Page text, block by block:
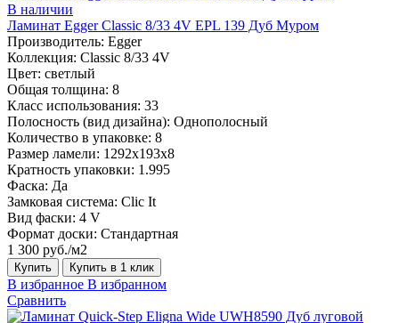
В наличии
Ламинат Egger Classic 8/33 4V EPL 139 Дуб Муром
Производитель: Egger
Коллекция: Classic 8/33 4V
Цвет: светлый
Общая толщина: 8
Класс использования: 33
Полосность (вид дизайна): Однополосный
Количество в упаковке: 8
Размер ламели: 1292х193х8
Кратность упаковки: 1.995
Фаска: Да
Замковая система: Clic It
Вид фаски: 4 V
Формат доски: Стандартная
1 300 руб./м2
Купить Купить в 1 клик
В избранное В избранном
Сравнить